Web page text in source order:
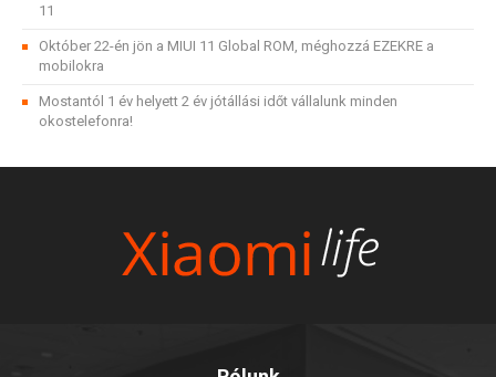
11
Október 22-én jön a MIUI 11 Global ROM, méghozzá EZEKRE a
mobilokra
Mostantól 1 év helyett 2 év jótállási időt vállalunk minden
okostelefonra!